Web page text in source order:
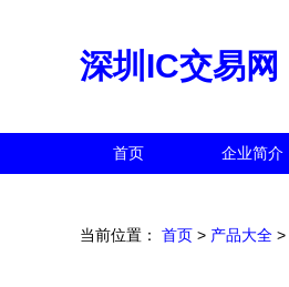
深圳IC交易网
首页 企业简介
当前位置： 首页 > 产品大全 >